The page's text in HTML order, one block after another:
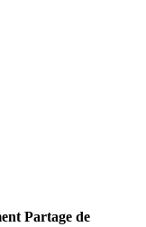
Partage de